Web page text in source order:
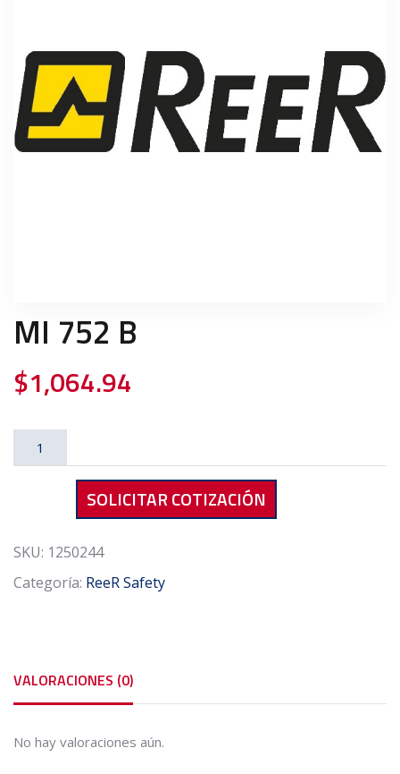
MI 752 B
$1,064.94
SOLICITAR COTIZACIÓN
SKU: 1250244
Categoría: ReeR Safety
VALORACIONES (0)
No hay valoraciones aún.